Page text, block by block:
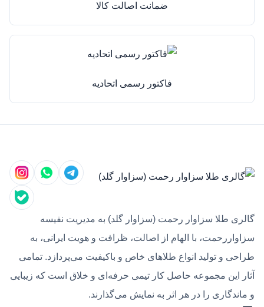
ضمانت اصالت کالا
فاکتور رسمی اتحادیه
گالری طلا سزاوار رحمت (سزاوار گلد) به مدیریت نفیسه
سزاواررحمت، با الهام از اصالت، ظرافت و هویت ایرانی، به
طراحی و تولید انواع طلاهای خاص و باکیفیت می‌پردازد. تمامی
آثار این مجموعه حاصل کار تیمی حرفه‌ای و خلاق است که زیبایی
و ماندگاری را در هر اثر به نمایش می‌گذارند.